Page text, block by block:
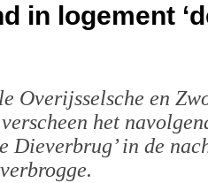
in logement
Overijsselsche en
het
Dieverbrug’ in de